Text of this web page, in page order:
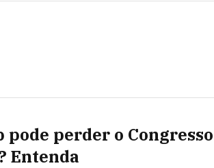
perder o Congresso
Entenda